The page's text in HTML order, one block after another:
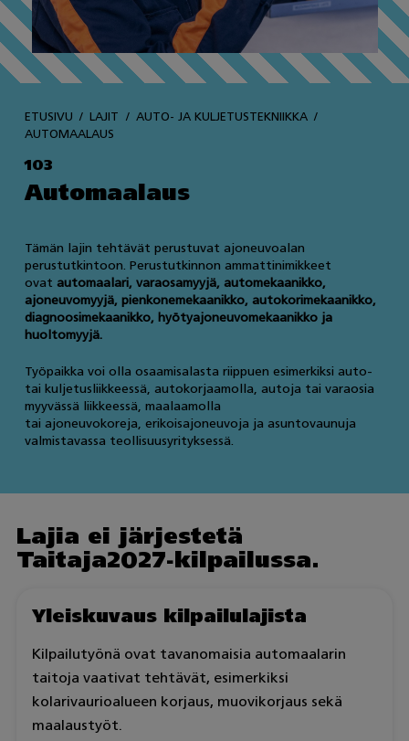
ETUSIVU LAJIT
AUTO- JA KULJETUSTEKNIIKKA
AUTOMAALAUS
103
Automaalaus
Tämän lajin tehtävät perustuvat ajoneuvoalan
perustutkintoon. Perustutkinnon ammattinimikkeet
ovat automaalari, varaosamyyjä, automekaanikko,
ajoneuvomyyjä, pienkonemekaanikko, autokorimekaanikko,
diagnoosimekaanikko, hyötyajoneuvomekaanikko ja
huoltomyyjä.
Työpaikka voi olla osaamisalasta riippuen esimerkiksi auto-
tai kuljetusliikkeessä, autokorjaamolla, autoja tai varaosia
myyvässä liikkeessä, maalaamolla
tai ajoneuvokoreja, erikoisajoneuvoja ja asuntovaunuja
valmistavassa teollisuusyrityksessä.
Lajia ei järjestetä
Taitaja2027-kilpailussa.
Yleiskuvaus kilpailulajista
Kilpailutyönä ovat tavanomaisia automaalarin
taitoja vaativat tehtävät, esimerkiksi
kolarivaurioalueen korjaus, muovikorjaus sekä
maalaustyöt.